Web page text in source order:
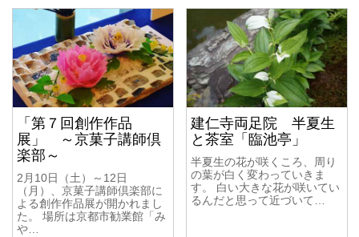
「第７回創作作品
展」 ～京菓子講師倶
楽部～
2月10日（土）～12日
（月）、京菓子講師倶楽部に
よる創作作品展が開かれまし
た。 場所は京都市勧業館「み
や…
建仁寺両足院 半夏生
と茶室「臨池亭」
半夏生の花が咲くころ、周り
の葉が白く変わっていきま
す。 白い大きな花が咲いてい
るんだと思って近づいて…